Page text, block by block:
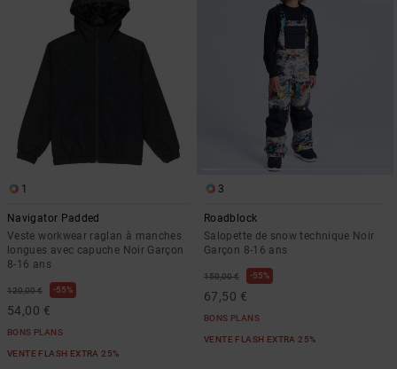
1
Navigator Padded
Veste workwear raglan à manches
longues avec capuche Noir Garçon
8-16 ans
120,00 € 55%
54,00 €
BONS PLANS
VENTE FLASH EXTRA 25%
3
Roadblock
Salopette de snow technique Noir
Garçon 8-16 ans
150,00 € 55%
67,50 €
BONS PLANS
VENTE FLASH EXTRA 25%